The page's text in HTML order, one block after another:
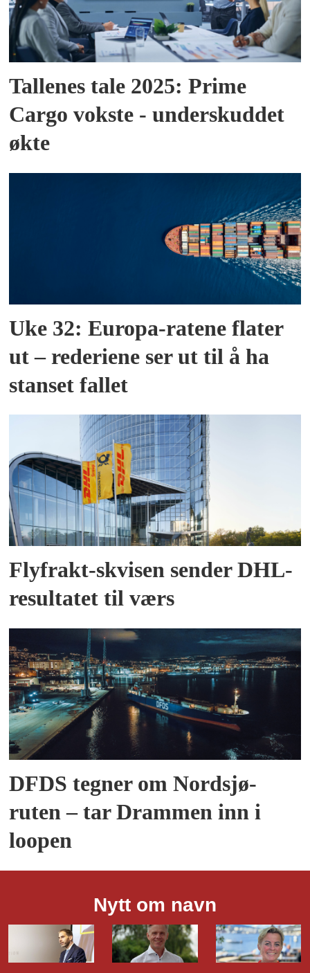
Tallenes tale 2025: Prime
Cargo vokste - underskuddet
økte
Uke 32: Europa-ratene flater
ut – rederiene ser ut til å ha
stanset fallet
Flyfrakt-skvisen sender DHL-
resultatet til værs
DFDS tegner om Nordsjø-
ruten – tar Drammen inn i
loopen
Nytt om navn